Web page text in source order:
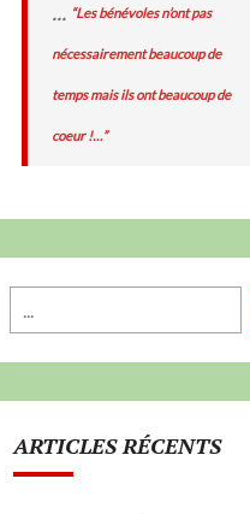
... “Les bénévoles n’ont pas
nécessairement beaucoup de
temps mais ils ont beaucoup de
coeur !…”
ARTICLES RÉCENTS